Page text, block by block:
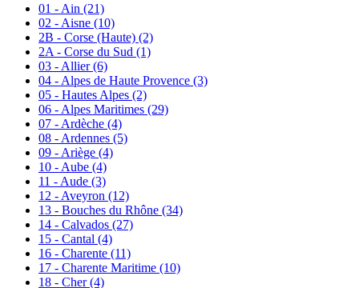
01 - Ain (21)
02 - Aisne (10)
2B - Corse (Haute) (2)
2A - Corse du Sud (1)
03 - Allier(6)
04 - Alpes de Haute Provence (3)
05 - Hautes Alpes (2)
06 - Alpes Maritimes (29)
07 - Ardèche (4)
08 - Ardennes (5)
09 - Ariège (4)
10 - Aube (4)
11 - Aude (3)
12 - Aveyron (12)
13 - Bouches du Rhône (34)
14 - Calvados (27)
15 - Cantal (4)
16 - Charente (11)
17 - Charente Maritime (10)
18 - Cher(4)